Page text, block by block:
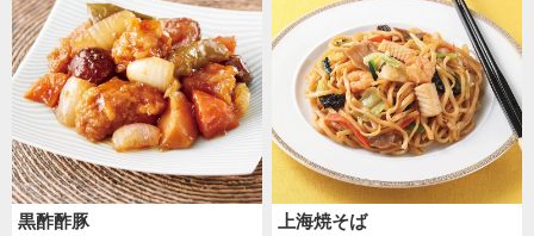
黒酢酢豚 上海焼そば